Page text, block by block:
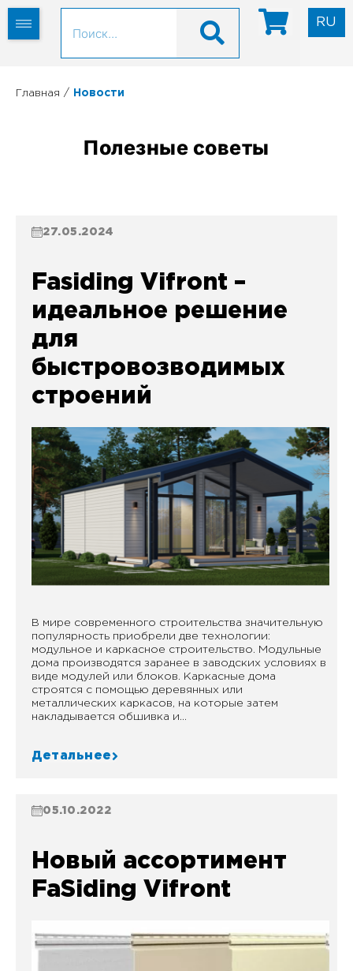
RU
UK
Главная / Новости
Полезные советы
27.05.2024
Fasiding Vifront –
идеальное решение
для
быстровозводимых
строений
В мире современного строительства значительную
популярность приобрели две технологии:
модульное и каркасное строительство. Модульные
дома производятся заранее в заводских условиях в
виде модулей или блоков. Каркасные дома
строятся с помощью деревянных или
металлических каркасов, на которые затем
накладывается обшивка и...
Детальнее
05.10.2022
Новый ассортимент
FaSiding Vifront